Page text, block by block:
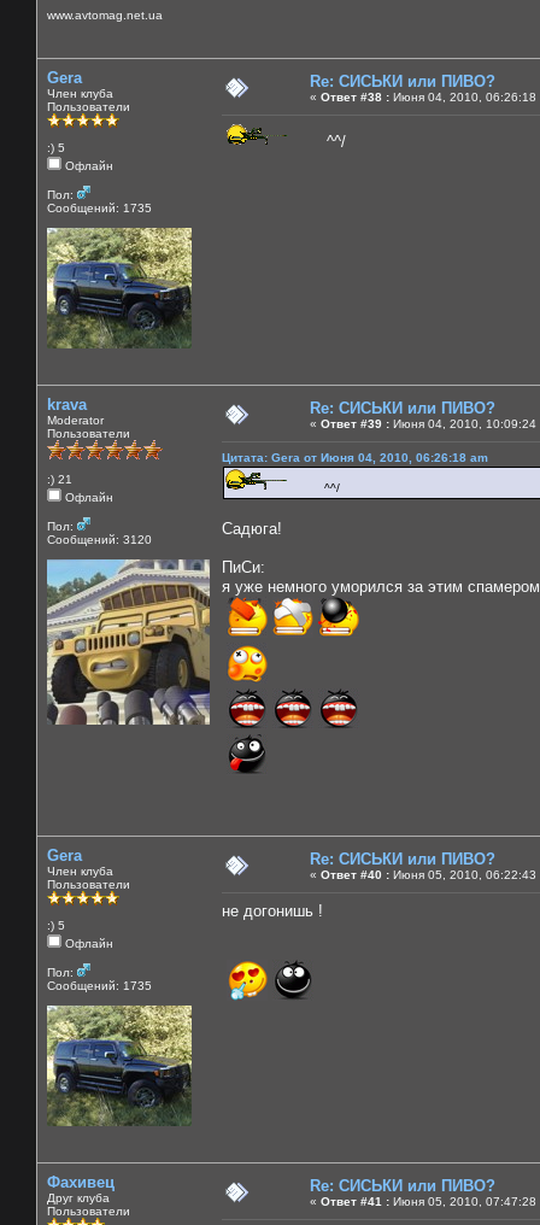
www.avtomag.net.ua
Gera
Член клуба
Пользователи
:) 5
Офлайн
Пол:
Сообщений: 1735
Re: СИСЬКИ или ПИВО?
« Ответ #38 : Июня 04, 2010, 06:26:18
^^/
krava
Moderator
Пользователи
:) 21
Офлайн
Пол:
Сообщений: 3120
Re: СИСЬКИ или ПИВО?
« Ответ #39 : Июня 04, 2010, 10:09:24
Цитата: Gera от Июня 04, 2010, 06:26:18 am
^^/
Садюга!
ПиСи:
я уже немного уморился за этим спамером
Gera
Член клуба
Пользователи
:) 5
Офлайн
Пол:
Сообщений: 1735
Re: СИСЬКИ или ПИВО?
« Ответ #40 : Июня 05, 2010, 06:22:43
не догонишь !
Фахивец
Друг клуба
Пользователи
Re: СИСЬКИ или ПИВО?
« Ответ #41 : Июня 05, 2010, 07:47:28